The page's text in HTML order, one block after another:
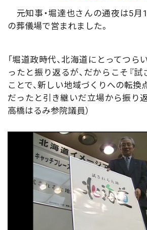
元知事・堀達也さんの通夜は5月
の葬儀場で営まれました。
「堀道政時代、北海道にとってつら
ったと振り返るが、だからこそ『試
ことで、新しい地域づくりへの転換
だったと引き継いだ立場から振り返
高橋はるみ参院議員）